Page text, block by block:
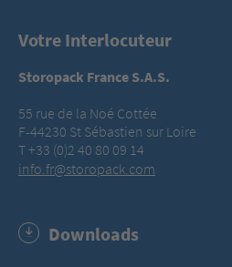
Votre Interlocuteur
Storopack France S.A.S.
55 rue de la Noé Cottée
F-44230 St Sébastien sur Loire
T +33 (0)2 40 80 09 14
info.fr@storopack.com
Downloads